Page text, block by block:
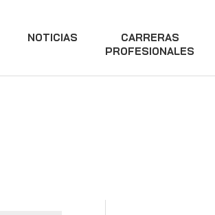
NOTICIAS
CARRERAS
PROFESIONALES